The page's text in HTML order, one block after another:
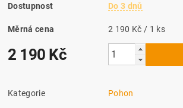
Dostupnost Do 3 dnů
Měrná cena 2 190 Kč / 1 ks
2 190 Kč
Kategorie Pohon